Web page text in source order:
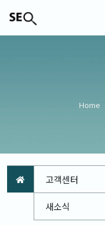
Home
고객센터
새소식